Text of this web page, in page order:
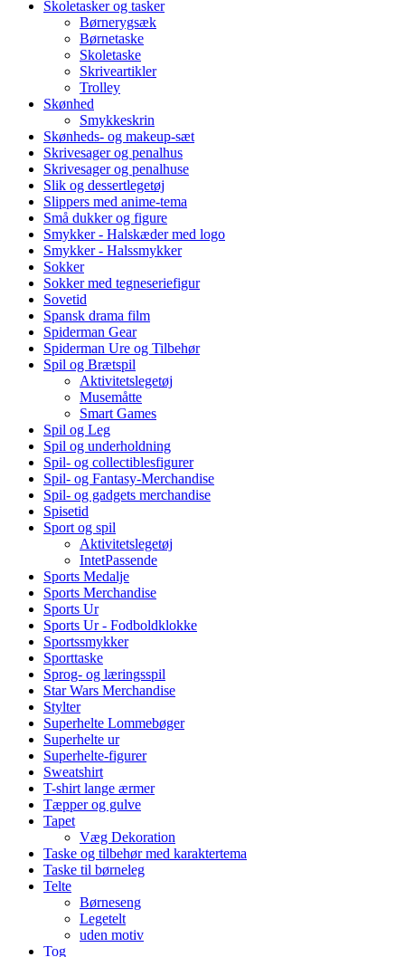
Skoletasker og tasker
Børnerygsæk
Børnetaske
Skoletaske
Skriveartikler
Trolley
Skønhed
Smykkeskrin
Skønheds- og makeup-sæt
Skrivesager og penalhus
Skrivesager og penalhuse
Slik og dessertlegetøj
Slippers med anime-tema
Små dukker og figure
Smykker - Halskæder med logo
Smykker - Halssmykker
Sokker
Sokker med tegneseriefigur
Sovetid
Spansk drama film
Spiderman Gear
Spiderman Ure og Tilbehør
Spil og Brætspil
Aktivitetslegetøj
Musemåtte
Smart Games
Spil og Leg
Spil og underholdning
Spil- og collectiblesfigurer
Spil- og Fantasy-Merchandise
Spil- og gadgets merchandise
Spisetid
Sport og spil
Aktivitetslegetøj
IntetPassende
Sports Medalje
Sports Merchandise
Sports Ur
Sports Ur - Fodboldklokke
Sportssmykker
Sporttaske
Sprog- og læringsspil
Star Wars Merchandise
Stylter
Superhelte Lommebøger
Superhelte ur
Superhelte-figurer
Sweatshirt
T-shirt lange ærmer
Tæpper og gulve
Tapet
Væg Dekoration
Taske og tilbehør med karaktertema
Taske til børneleg
Telte
Børneseng
Legetelt
uden motiv
Tog